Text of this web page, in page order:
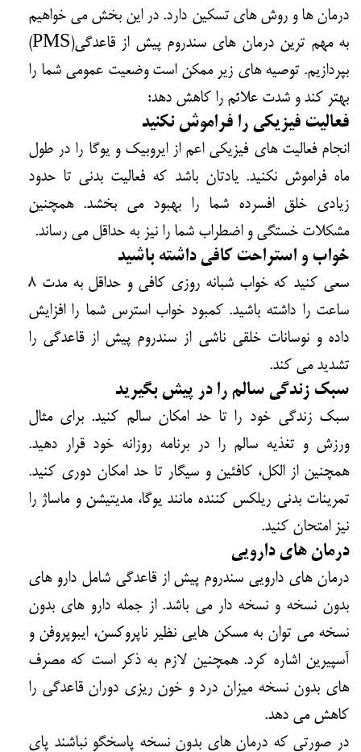
درمان ها و روش های تسکین دارد. در این بخش می خواهیم
به مهم ترین درمان های سندروم پیش از قاعدگی(PMS)
بپردازیم. توصیه های زیر ممکن است وضعیت عمومی شما را
بهتر کند و شدت علائم را کاهش دهد:
فعالیت فیزیکی را فراموش نکنید
انجام فعالیت های فیزیکی اعم از ایروبیک و یوگا را در طول
ماه فراموش نکنید. یادتان باشد که فعالیت بدنی تا حدود
زیادی خلق افسرده شما را بهبود می بخشد. همچنین
مشکلات خستگی و اضطراب شما را نیز به حداقل می رساند.
خواب و استراحت کافی داشته باشید
سعی کنید که خواب شبانه روزی کافی و حداقل به مدت ۸
ساعت را داشته باشید. کمبود خواب استرس شما را افزایش
داده و نوسانات خلقی ناشی از سندروم پیش از قاعدگی را
تشدید می کند.
سبک زندگی سالم را در پیش بگیرید
سبک زندگی خود را تا حد امکان سالم کنید. برای مثال
ورزش و تغذیه سالم را در برنامه روزانه خود قرار دهید.
همچنین از الکل، کافئین و سیگار تا حد امکان دوری کنید.
تمرینات بدنی ریلکس کننده مانند یوگا، مدیتیشن و ماساژ را
نیز امتحان کنید.
درمان های دارویی
درمان های دارویی سندروم پیش از قاعدگی شامل دارو های
بدون نسخه و نسخه دار می باشد. از جمله دارو های بدون
نسخه می توان به مسکن هایی نظیر ناپروکسن، ایبوپروفن و
آسپیرین اشاره کرد. همچنین لازم به ذکر است که مصرف
های بدون نسخه میزان درد و خون ریزی دوران قاعدگی را
کاهش می دهد.
در صورتی که درمان های بدون نسخه پاسخگو نباشند پای